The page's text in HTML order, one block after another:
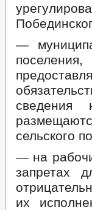
БЮДЖЕТ
ОТЧЕТ
МУНИЦИПАЛЬНЫЕ
ПРИЕМ ГРАЖДАН
—
сельского
— на
запретах
их